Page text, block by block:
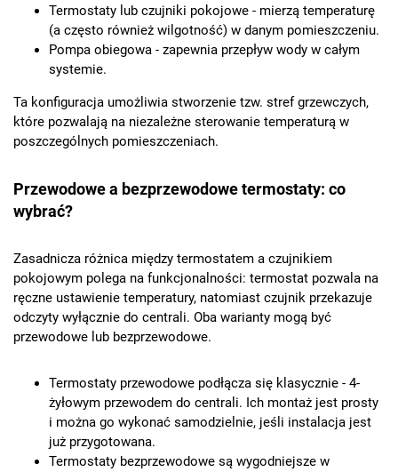
Termostaty lub czujniki pokojowe - mierzą temperaturę
(a często również wilgotność) w danym pomieszczeniu.
Pompa obiegowa - zapewnia przepływ wody w całym
systemie.
Ta konfiguracja umożliwia stworzenie tzw. stref grzewczych,
które pozwalają na niezależne sterowanie temperaturą w
poszczególnych pomieszczeniach.
Przewodowe a bezprzewodowe termostaty: co
wybrać?
Zasadnicza różnica między termostatem a czujnikiem
pokojowym polega na funkcjonalności: termostat pozwala na
ręczne ustawienie temperatury, natomiast czujnik przekazuje
odczyty wyłącznie do centrali. Oba warianty mogą być
przewodowe lub bezprzewodowe.
Termostaty przewodowe podłącza się klasycznie - 4-
żyłowym przewodem do centrali. Ich montaż jest prosty
i można go wykonać samodzielnie, jeśli instalacja jest
już przygotowana.
Termostaty bezprzewodowe są wygodniejsze w